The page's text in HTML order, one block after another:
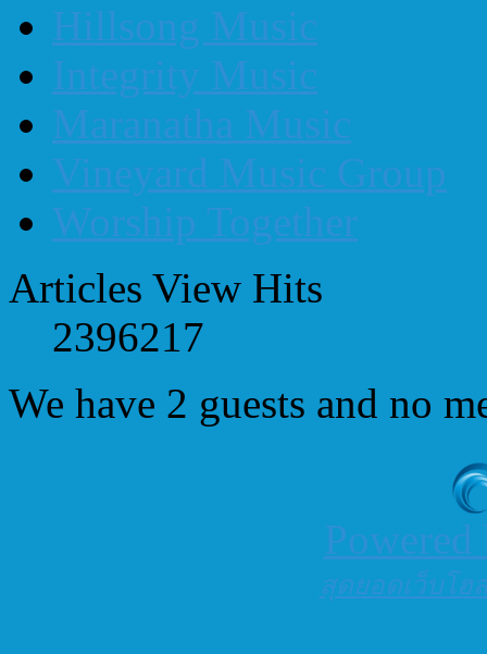
Hillsong Music
Integrity Music
Maranatha Music
Vineyard Music Group
Worship Together
Articles View Hits
2396217
We have 2 guests and no
สุดยอดเว็บโ